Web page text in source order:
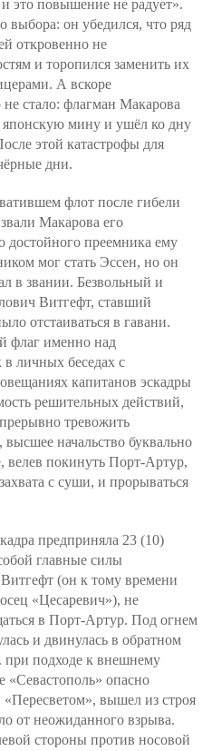
это повышение не радует».
он убедился, что ряд
откровенно не
и торопился заменить их
А вскоре
стало: флагман Макарова
японскую мину и ушёл ко дну
этой катастрофы для
дни.
флот после гибели
Макарова его
достойного преемника ему
мог стать Эссен, но он
в звании. Безвольный и
Витгефт, ставший
отстаиваться в гавани.
флаг именно над
в личных беседах с
капитанов эскадры
решительных действий,
тревожить
начальство буквально
велев покинуть Порт-Артур,
захвата с суши, и прорываться
предприняла 23 (10)
главные силы
(он к тому времени
«Цесаревич»), не
в Порт-Артур. Под огнем
и двинулась в обратном
подходе к внешнему
«Севастополь» опасно
вышел из строя
от неожиданного взрыва.
стороны против носовой